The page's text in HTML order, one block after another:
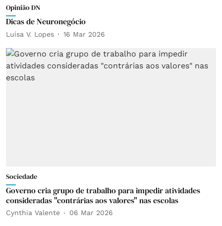
Opinião DN
Dicas de Neuronegócio
Luísa V. Lopes 16 Mar 2026
Sociedade
Governo cria grupo de trabalho para impedir atividades
consideradas "contrárias aos valores" nas escolas
Cynthia Valente 06 Mar 2026